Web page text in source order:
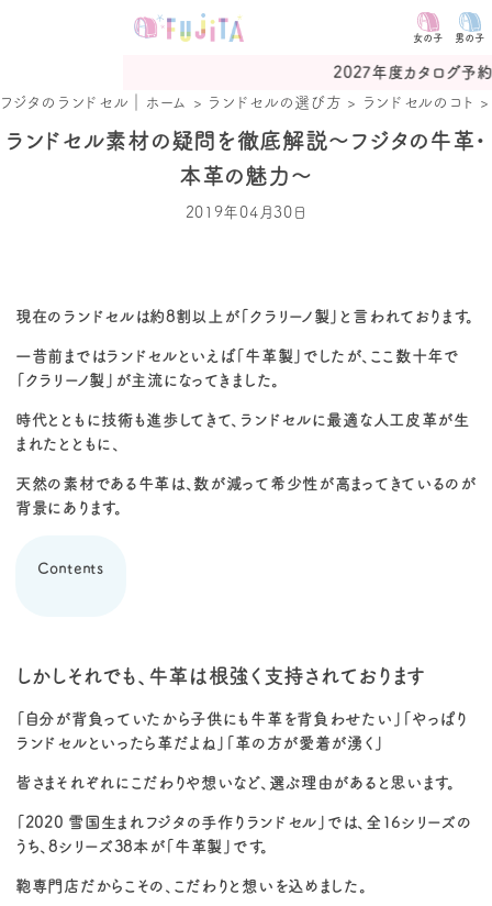
女の子 男の子
2027年度カタログ予約受付中
フジタのランドセル｜ホーム
> ランドセルの選び方 > ランドセルのコト
ランドセル素材の疑問を徹底解説〜フジタの牛革・
本革の魅力〜
2019年04月30日
現在のランドセルは約8割以上が「クラリーノ製」と言われております。
一昔前まではランドセルといえば「牛革製」でしたが、ここ数十年で
「クラリーノ製」が主流になってきました。
時代とともに技術も進歩してきて、ランドセルに最適な人工皮革が生
まれたとともに、
天然の素材である牛革は、数が減って希少性が高まってきているのが
背景にあります。
Contents
しかしそれでも、牛革は根強く支持されております
「自分が背負っていたから子供にも牛革を背負わせたい」「やっぱり
ランドセルといったら革だよね」「革の方が愛着が湧く」
皆さまそれぞれにこだわりや想いなど、選ぶ理由があると思います。
「2020 雪国生まれフジタの手作りランドセル」では、全16シリーズの
うち、8シリーズ38本が「牛革製」です。
鞄専門店だからこその、こだわりと想いを込めました。